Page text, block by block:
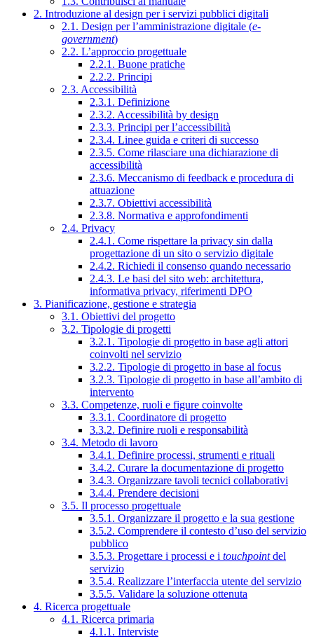
2. Introduzione al design per i servizi pubblici digitali
2.1. Design per l’amministrazione digitale (e-
government)
2.2. L’approccio progettuale
2.2.1. Buone pratiche
2.2.2. Principi
2.3. Accessibilità
2.3.1. Definizione
2.3.2. Accessibilità by design
2.3.3. Principi per l’accessibilità
2.3.4. Linee guida e criteri di successo
2.3.5. Come rilasciare una dichiarazione di
accessibilità
2.3.6. Meccanismo di feedback e procedura di
attuazione
2.3.7. Obiettivi accessibilità
2.3.8. Normativa e approfondimenti
2.4. Privacy
2.4.1. Come rispettare la privacy sin dalla
progettazione di un sito o servizio digitale
2.4.2. Richiedi il consenso quando necessario
2.4.3. Le basi del sito web: architettura,
informativa privacy, riferimenti DPO
3. Pianificazione, gestione e strategia
3.1. Obiettivi del progetto
3.2. Tipologie di progetti
3.2.1. Tipologie di progetto in base agli attori
coinvolti nel servizio
3.2.2. Tipologie di progetto in base al focus
3.2.3. Tipologie di progetto in base all’ambito di
intervento
3.3. Competenze, ruoli e figure coinvolte
3.3.1. Coordinatore di progetto
3.3.2. Definire ruoli e responsabilità
3.4. Metodo di lavoro
3.4.1. Definire processi, strumenti e rituali
3.4.2. Curare la documentazione di progetto
3.4.3. Organizzare tavoli tecnici collaborativi
3.4.4. Prendere decisioni
3.5. Il processo progettuale
3.5.1. Organizzare il progetto e la sua gestione
3.5.2. Comprendere il contesto d’uso del servizio
pubblico
3.5.3. Progettare i processi e i touchpointdel
servizio
3.5.4. Realizzare l’interfaccia utente del servizio
3.5.5. Validare la soluzione ottenuta
4. Ricerca progettuale
4.1. Ricerca primaria
4.1.1. Interviste